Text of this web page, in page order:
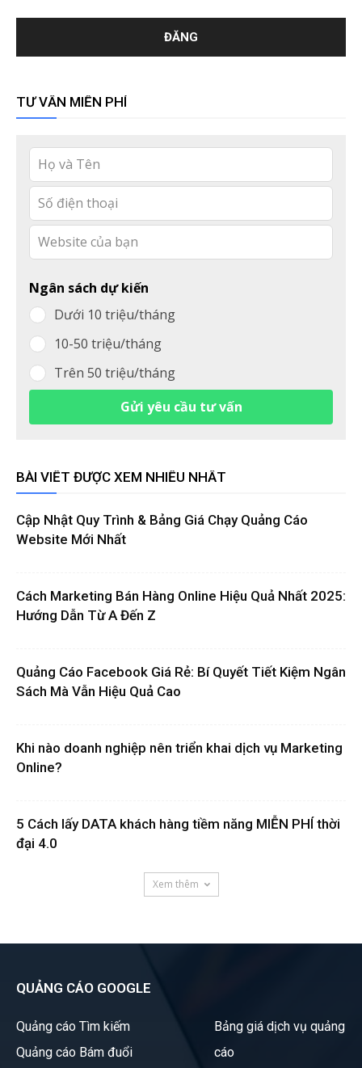
TƯ VẤN MIỄN PHÍ
Leave
this
field
blank
Ngân sách dự kiến
Dưới 10 triệu/tháng
10-50 triệu/tháng
Trên 50 triệu/tháng
Gửi yêu cầu tư vấn
BÀI VIẾT ĐƯỢC XEM NHIỀU NHẤT
Cập Nhật Quy Trình & Bảng Giá Chạy Quảng Cáo
Website Mới Nhất
Cách Marketing Bán Hàng Online Hiệu Quả Nhất 2025:
Hướng Dẫn Từ A Đến Z
Quảng Cáo Facebook Giá Rẻ: Bí Quyết Tiết Kiệm Ngân
Sách Mà Vẫn Hiệu Quả Cao
Khi nào doanh nghiệp nên triển khai dịch vụ Marketing
Online?
5 Cách lấy DATA khách hàng tiềm năng MIỄN PHÍ thời
đại 4.0
Xem thêm
QUẢNG CÁO GOOGLE
Quảng cáo Tìm kiếm
Quảng cáo Bám đuổi
Bảng giá dịch vụ quảng
cáo